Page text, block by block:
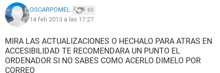
OSCARPOMEL 63
14 feb 2013 a las 17:27
MIRA LAS ACTUALIZACIONES O HECHALO PARA ATRAS EN
ACCESIBILIDAD TE RECOMENDARA UN PUNTO EL
ORDENADOR SI NO SABES COMO ACERLO DIMELO POR
CORREO